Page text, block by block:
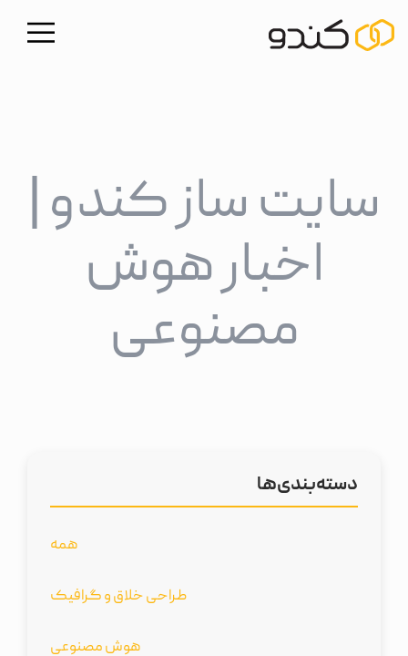
سایت ساز کندو |
اخبار هوش
مصنوعی
دسته‌بندی‌ها
همه
طراحی خلاق و گرافیک
هوش مصنوعی